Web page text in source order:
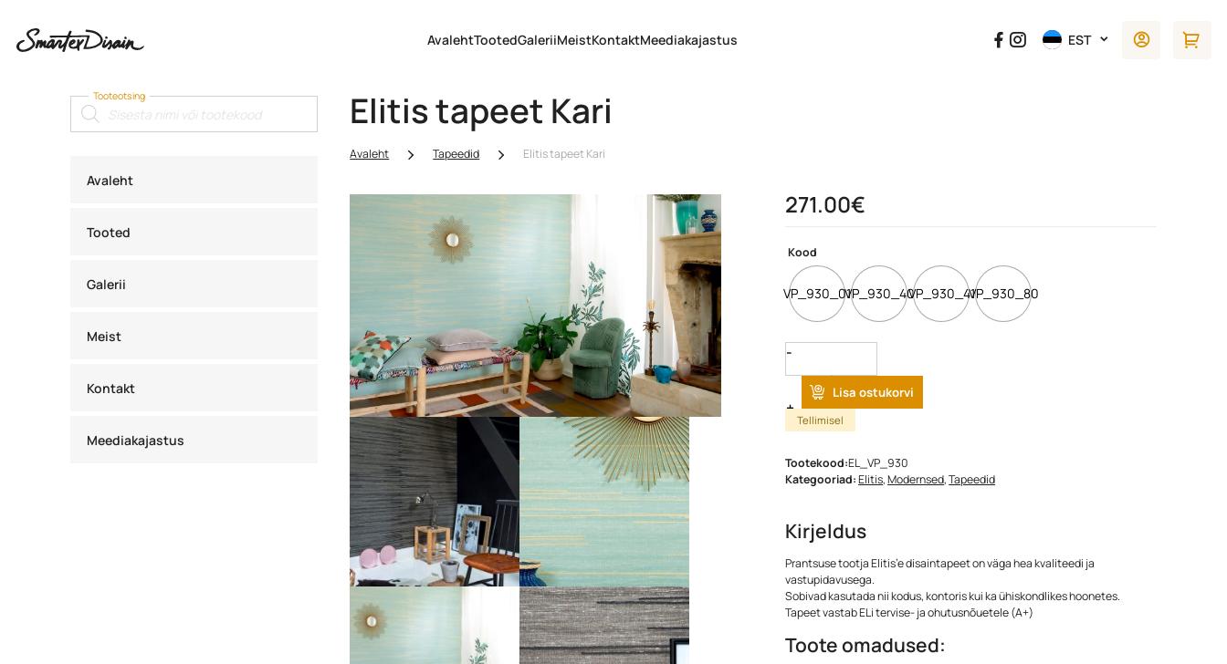
AvalehtTootedGaleriiMeistKontaktMeediakajastus EST
Tooteotsing
Products
search
Avaleht
Tooted
Galerii
Meist
Kontakt
Meediakajastus
Elitis tapeet Kari
Avaleht Tapeedid Elitis tapeet Kari
271.00€
Kood
VP_930_01VP_930_40VP_930_41VP_930_80
Quantity
Lisa ostukorvi
Tellimisel
Tootekood:EL_VP_930
Kategooriad:Elitis,Modernsed,Tapeedid
Kirjeldus
Prantsuse tootja Elitis’e disaintapeet on väga hea kvaliteedi ja
vastupidavusega.
Sobivad kasutada nii kodus, kontoris kui ka ühiskondlikes hoonetes.
Tapeet vastab ELi tervise- ja ohutusnõuetele (A+)
Toote omadused: